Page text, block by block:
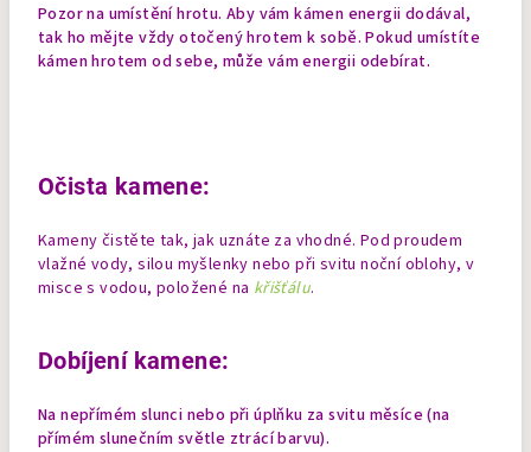
Pozor na umístění hrotu. Aby vám kámen energii dodával,
tak ho mějte vždy otočený hrotem k sobě. Pokud umístíte
kámenhrotem od sebe, může vám energii odebírat.
Očista kamene:
Kameny čistěte tak, jak uznáte za vhodné. Pod proudem
vlažné vody, silou myšlenky nebo při svitu noční oblohy, v
misce s vodou, položené na křišťálu.
Dobíjení kamene:
Na nepřímém slunci nebo při úplňku za svitu měsíce (na
přímém slunečním světle ztrácí barvu).